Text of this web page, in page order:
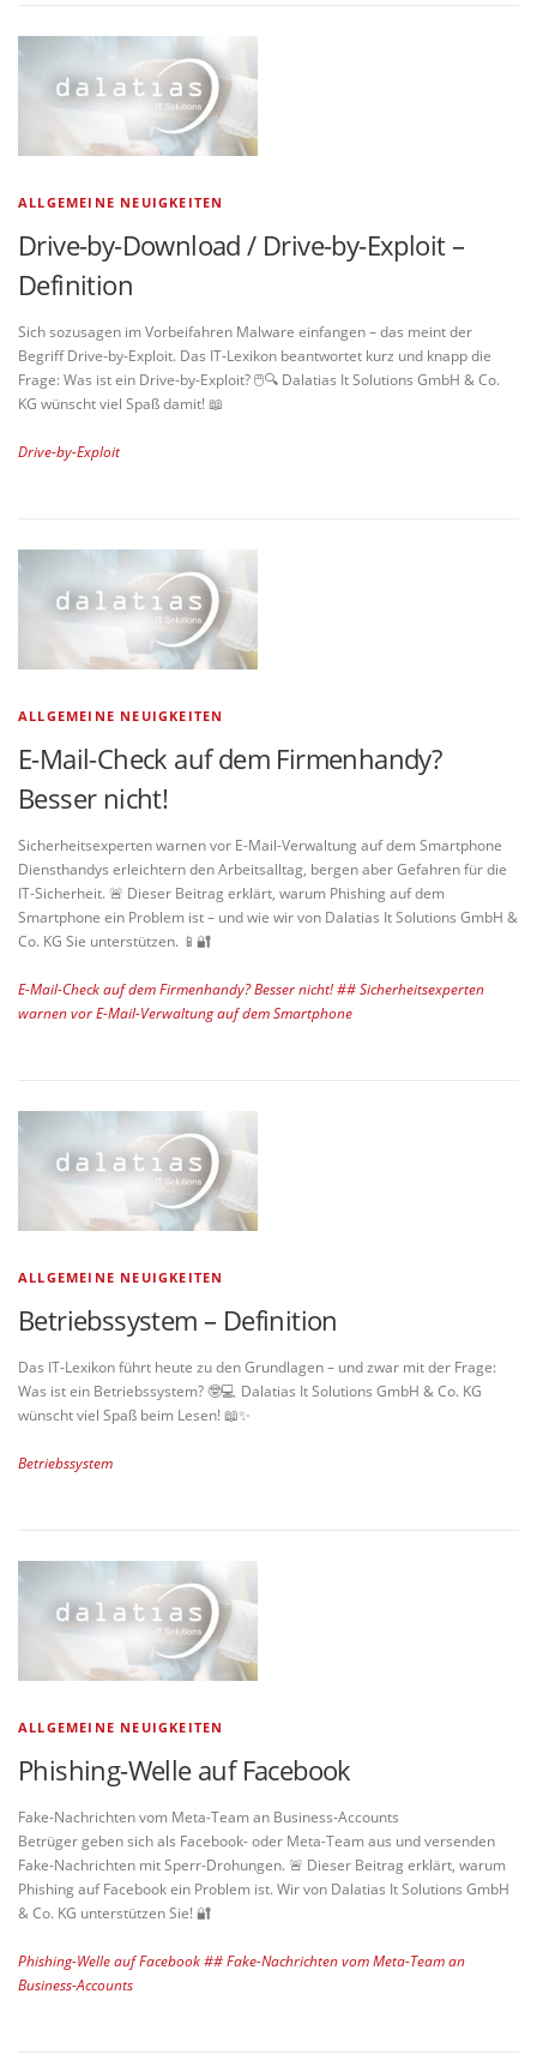
ALLGEMEINE NEUIGKEITEN
Drive-by-Download / Drive-by-Exploit –
Definition
Sich sozusagen im Vorbeifahren Malware einfangen – das meint der
Begriff Drive-by-Exploit. Das IT-Lexikon beantwortet kurz und knapp die
Frage: Was ist ein Drive-by-Exploit? 🖱️🔍 Dalatias It Solutions GmbH & Co.
KG wünscht viel Spaß damit! 📖
Drive-by-Exploit
ALLGEMEINE NEUIGKEITEN
E-Mail-Check auf dem Firmenhandy?
Besser nicht!
Sicherheitsexperten warnen vor E-Mail-Verwaltung auf dem Smartphone
Diensthandys erleichtern den Arbeitsalltag, bergen aber Gefahren für die
IT-Sicherheit. 🚨 Dieser Beitrag erklärt, warum Phishing auf dem
Smartphone ein Problem ist – und wie wir von Dalatias It Solutions GmbH &
Co. KG Sie unterstützen. 📱🔐
E-Mail-Check auf dem Firmenhandy? Besser nicht! ## Sicherheitsexperten
warnen vor E-Mail-Verwaltung auf dem Smartphone
ALLGEMEINE NEUIGKEITEN
Betriebssystem – Definition
Das IT-Lexikon führt heute zu den Grundlagen – und zwar mit der Frage:
Was ist ein Betriebssystem? 🤓💻 Dalatias It Solutions GmbH & Co. KG
wünscht viel Spaß beim Lesen! 📖✨
Betriebssystem
ALLGEMEINE NEUIGKEITEN
Phishing-Welle auf Facebook
Fake-Nachrichten vom Meta-Team an Business-Accounts
Betrüger geben sich als Facebook- oder Meta-Team aus und versenden
Fake-Nachrichten mit Sperr-Drohungen. 🚨 Dieser Beitrag erklärt, warum
Phishing auf Facebook ein Problem ist. Wir von Dalatias It Solutions GmbH
& Co. KG unterstützen Sie! 🔐
Phishing-Welle auf Facebook ## Fake-Nachrichten vom Meta-Team an
Business-Accounts